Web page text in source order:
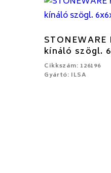
STONEWARE
kínáló szögl.
Cikkszám: 126196
Gyártó: ILSA